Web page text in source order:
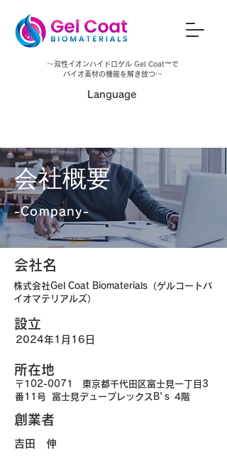
～ 双性イオンハイドロゲル Gel Coat™で
バイオ素材の機能を解き放つ～
​Language
​会社概要
-Company-
​会社名
​株式会社Gel Coat Biomaterials（ゲルコートバ
イオマテリアルズ）
​設立
2024年1月16日
​所在地
〒102-0071 東京都千代田区富士見一丁目3
番11号 富士見デュープレックスB'ｓ 4階
​創業者
​吉田 伸